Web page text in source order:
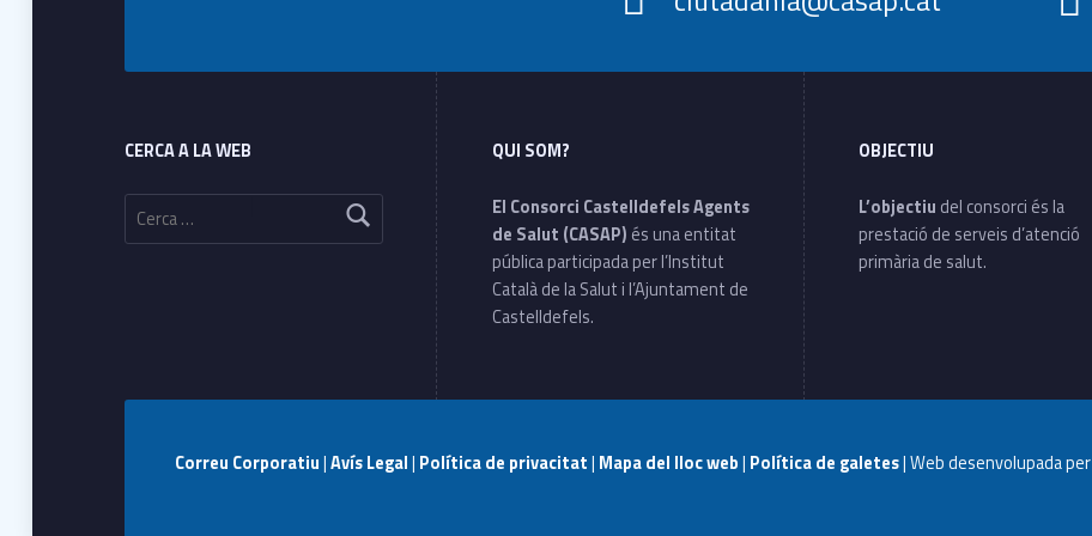
Footer sidebar
CERCA A LA WEB
Cerca:
QUI SOM?
El Consorci Castelldefels Agents
de Salut (CASAP) és una entitat
pública participada per l’Institut
Català de la Salut i l’Ajuntament de
Castelldefels.
OBJECTIU
L’objectiu del consorci és la
prestació de serveis d’atenció
primària de salut.
Correu Corporatiu|Avís Legal| Política de privacitat| Mapa del lloc web| Política de galetes| Web desenvolupada per